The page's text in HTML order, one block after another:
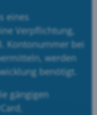
eines
Verpflichtung,
Kontonummer bei
werden
benötigt.
gängigen